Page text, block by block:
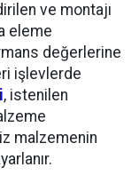
ve montajı
eleme
değerlerine
işlevlerde
, istenilen
malzemenin